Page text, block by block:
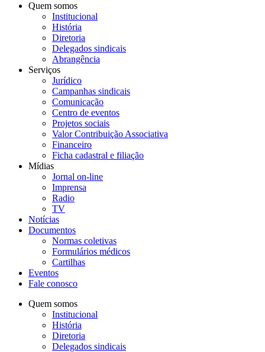
Quem somos
Institucional
História
Diretoria
Delegados sindicais
Abrangência
Serviços
Jurídico
Campanhas sindicais
Comunicação
Centro de eventos
Projetos sociais
Valor Contribuição Associativa
Financeiro
Ficha cadastral e filiação
Mídias
Jornal on-line
Imprensa
Radio
TV
Notícias
Documentos
Normas coletivas
Formulários médicos
Cartilhas
Eventos
Fale conosco
Quem somos
Institucional
História
Diretoria
Delegados sindicais